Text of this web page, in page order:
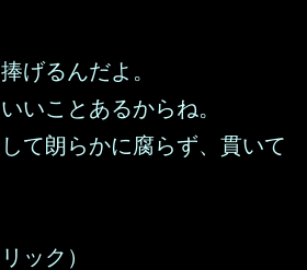
げるんだよ。
いことあるからね。
して朗らかに腐らず、貫いて
ック）